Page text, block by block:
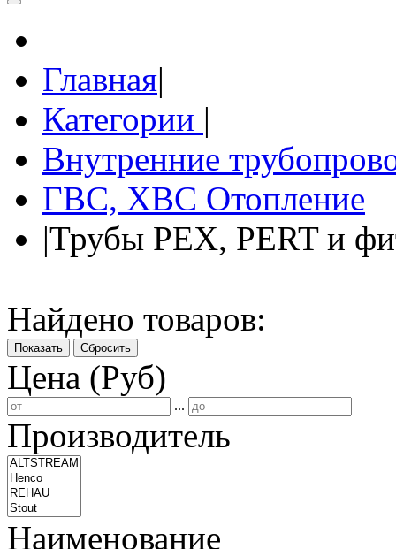
Главная|
Категории |
Внутренние
ГВС, ХВС Отопление
|Трубы PEX, PERT и
Найдено товаров:
Показать Сбросить
Цена (Руб)
...
Производитель
Наименование